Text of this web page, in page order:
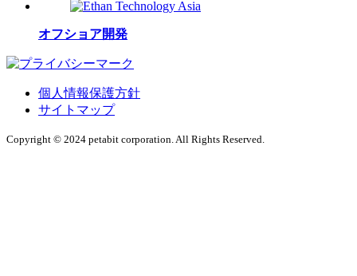
オフショア開発
個人情報保護方針
サイトマップ
Copyright © 2024 petabit corporation. All Rights Reserved.